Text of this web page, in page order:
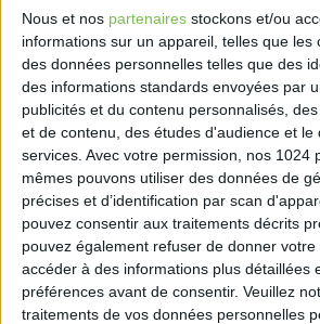
Nous et nos partenaires stockons et/ou
informations sur un appareil, telles que les
des données personnelles telles que des
des informations standards envoyées par
publicités et du contenu personnalisés,
et de contenu, des études d'audience et le
services. Avec votre permission, nos 1024
mêmes pouvons utiliser des données de
précises et d’identification par scan
pouvez consentir aux traitements décrits
pouvez également refuser de donner
accéder à des informations plus détaillées
préférences avant de consentir. Veuillez
traitements de vos données personnelles
Côté fiscalité professionnelle, la loi
introduit de nouvelles aides pour
entreprises de faire face à la
l’énergie et d’accélérer leur
Pour les plus petites, elle rehausse
bénéfice éligible au taux réduit
sociétés. Enfin, mesure sans doute
spectaculaire pour les entreprises,
organise la disparition progressive